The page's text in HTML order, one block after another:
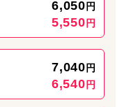
6,050 円
5,550 円
7,040 円
6,540 円